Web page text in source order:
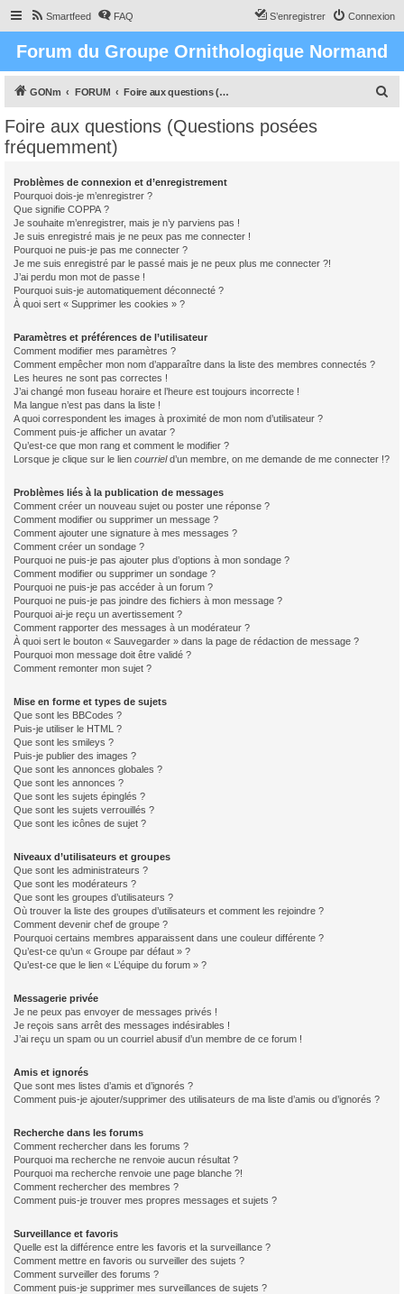
Smartfeed FAQ Connexion
S’enregistrer
Forum du Groupe Ornithologique Normand
GONm FORUM Foire aux questions (Questions posées fréquemment)
Foire aux questions (Questions posées
fréquemment)
Problèmes de connexion et d’enregistrement
Pourquoi dois-je m’enregistrer ?
Que signifie COPPA ?
Je souhaite m’enregistrer, mais je n’y parviens pas !
Je suis enregistré mais je ne peux pas me connecter !
Pourquoi ne puis-je pas me connecter ?
Je me suis enregistré par le passé mais je ne peux plus me connecter ?!
J’ai perdu mon mot de passe !
Pourquoi suis-je automatiquement déconnecté ?
À quoi sert « Supprimer les cookies » ?
Paramètres et préférences de l’utilisateur
Comment modifier mes paramètres ?
Comment empêcher mon nom d’apparaître dans la liste des membres connectés ?
Les heures ne sont pas correctes !
J’ai changé mon fuseau horaire et l’heure est toujours incorrecte !
Ma langue n’est pas dans la liste !
A quoi correspondent les images à proximité de mon nom d’utilisateur ?
Comment puis-je afficher un avatar ?
Qu’est-ce que mon rang et comment le modifier ?
Lorsque je clique sur le lien courrield’un membre, on me demande de me connecter !?
Problèmes liés à la publication de messages
Comment créer un nouveau sujet ou poster une réponse ?
Comment modifier ou supprimer un message ?
Comment ajouter une signature à mes messages ?
Comment créer un sondage ?
Pourquoi ne puis-je pas ajouter plus d’options à mon sondage ?
Comment modifier ou supprimer un sondage ?
Pourquoi ne puis-je pas accéder à un forum ?
Pourquoi ne puis-je pas joindre des fichiers à mon message ?
Pourquoi ai-je reçu un avertissement ?
Comment rapporter des messages à un modérateur ?
À quoi sert le bouton « Sauvegarder » dans la page de rédaction de message ?
Pourquoi mon message doit être validé ?
Comment remonter mon sujet ?
Mise en forme et types de sujets
Que sont les BBCodes ?
Puis-je utiliser le HTML ?
Que sont les smileys ?
Puis-je publier des images ?
Que sont les annonces globales ?
Que sont les annonces ?
Que sont les sujets épinglés ?
Que sont les sujets verrouillés ?
Que sont les icônes de sujet ?
Niveaux d’utilisateurs et groupes
Que sont les administrateurs ?
Que sont les modérateurs ?
Que sont les groupes d’utilisateurs ?
Où trouver la liste des groupes d’utilisateurs et comment les rejoindre ?
Comment devenir chef de groupe ?
Pourquoi certains membres apparaissent dans une couleur différente ?
Qu’est-ce qu’un « Groupe par défaut » ?
Qu’est-ce que le lien « L’équipe du forum » ?
Messagerie privée
Je ne peux pas envoyer de messages privés !
Je reçois sans arrêt des messages indésirables !
J’ai reçu un spam ou un courriel abusif d’un membre de ce forum !
Amis et ignorés
Que sont mes listes d’amis et d’ignorés ?
Comment puis-je ajouter/supprimer des utilisateurs de ma liste d’amis ou d’ignorés ?
Recherche dans les forums
Comment rechercher dans les forums ?
Pourquoi ma recherche ne renvoie aucun résultat ?
Pourquoi ma recherche renvoie une page blanche ?!
Comment rechercher des membres ?
Comment puis-je trouver mes propres messages et sujets ?
Surveillance et favoris
Quelle est la différence entre les favoris et la surveillance ?
Comment mettre en favoris ou surveiller des sujets ?
Comment surveiller des forums ?
Comment puis-je supprimer mes surveillances de sujets ?